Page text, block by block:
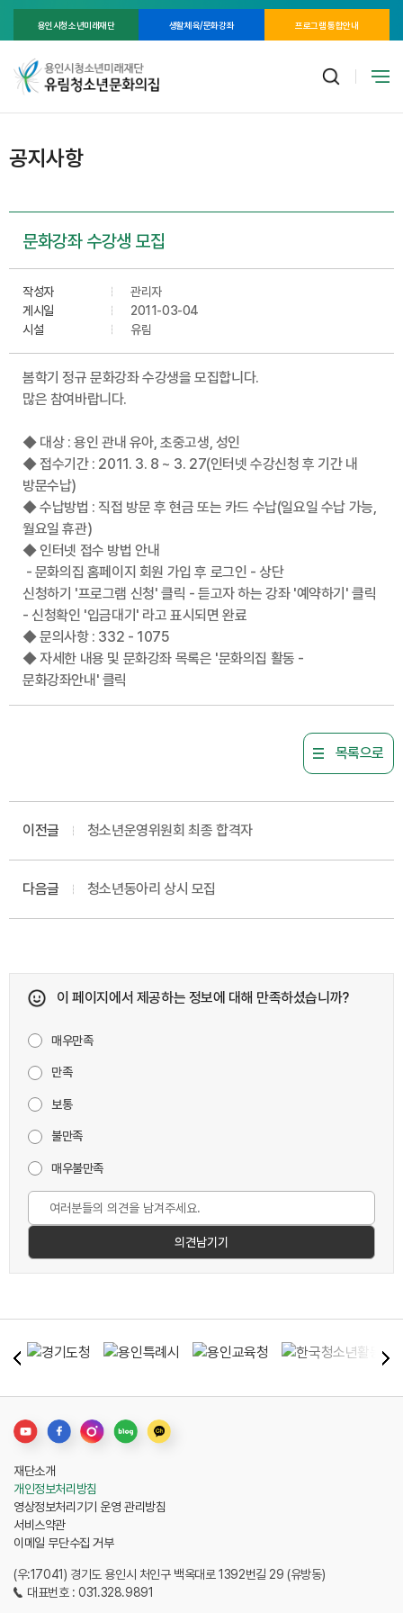
용인시청소년미래재단 생활체육/문화강좌 프로그램 통합안내
공지사항
문화강좌 수강생 모집
작성자
관리자
게시일
2011-03-04
시설
유림
봄학기 정규 문화강좌 수강생을 모집합니다.
많은 참여바랍니다.
◆ 대상 : 용인 관내 유아, 초중고생, 성인
◆ 접수기간 : 2011. 3. 8 ~ 3. 27(인터넷 수강신청 후 기간 내
방문수납)
◆ 수납방법 : 직접 방문 후 현금 또는 카드 수납(일요일 수납 가능,
월요일 휴관)
◆ 인터넷 접수 방법 안내
- 문화의집 홈페이지 회원 가입 후 로그인 - 상단
신청하기 '프로그램 신청' 클릭 - 듣고자 하는 강좌 '예약하기' 클릭
- 신청확인 '입금대기' 라고 표시되면 완료
◆ 문의사항 : 332 - 1075
◆ 자세한 내용 및 문화강좌 목록은 '문화의집 활동 -
문화강좌안내' 클릭
목록으로
이전글 청소년운영위원회 최종 합격자
다음글 청소년동아리 상시 모집
이 페이지에서 제공하는 정보에 대해 만족하셨습니까?
매우만족
만족
보통
불만족
매우불만족
(우:17041) 경기도 용인시 처인구 백옥대로 1392번길 29 (유방동)
대표번호 : 031.328.9891
재단소개
개인정보처리방침
영상정보처리기기 운영 관리방침
서비스약관
이메일 무단수집 거부